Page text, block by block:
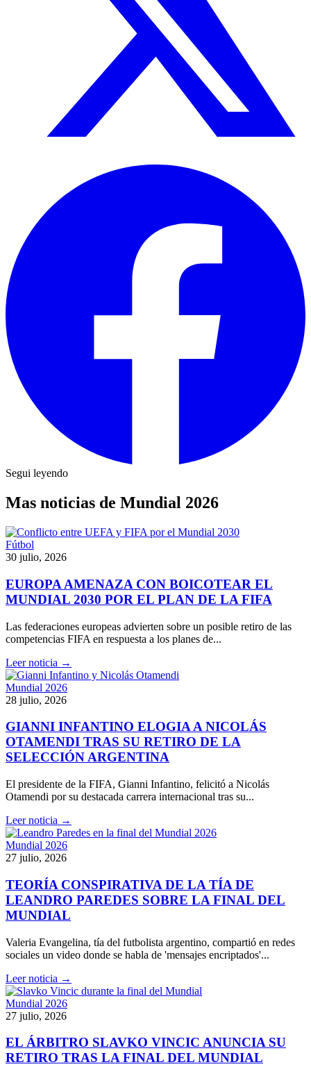
Segui leyendo
Mas noticias de Mundial 2026
Fútbol
30 julio, 2026
EUROPA AMENAZA CON BOICOTEAR EL
MUNDIAL 2030 POR EL PLAN DE LA FIFA
Las federaciones europeas advierten sobre un posible retiro de las
competencias FIFA en respuesta a los planes de...
Leer noticia →
Mundial 2026
28 julio, 2026
GIANNI INFANTINO ELOGIA A NICOLÁS
OTAMENDI TRAS SU RETIRO DE LA
SELECCIÓN ARGENTINA
El presidente de la FIFA, Gianni Infantino, felicitó a Nicolás
Otamendi por su destacada carrera internacional tras su...
Leer noticia →
Mundial 2026
27 julio, 2026
TEORÍA CONSPIRATIVA DE LA TÍA DE
LEANDRO PAREDES SOBRE LA FINAL DEL
MUNDIAL
Valeria Evangelina, tía del futbolista argentino, compartió en redes
sociales un video donde se habla de 'mensajes encriptados'...
Leer noticia →
Mundial 2026
27 julio, 2026
EL ÁRBITRO SLAVKO VINCIC ANUNCIA SU
RETIRO TRAS LA FINAL DEL MUNDIAL